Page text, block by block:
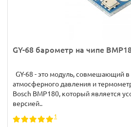
GY-68 барометр на чипе
GY-68 - это модуль, совмешающий в
атмосферного давления и
Bosch BMP180, который является
версией..
1